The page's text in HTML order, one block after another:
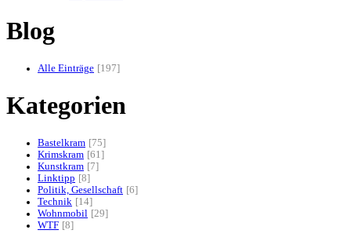
Blog
Alle Einträge 197
Kategorien
Bastelkram
75
Krimskram 61
Kunstkram
7
Linktipp
8
Politik, Gesellschaft 6
Technik
14
Wohnmobil
29
WTF 8